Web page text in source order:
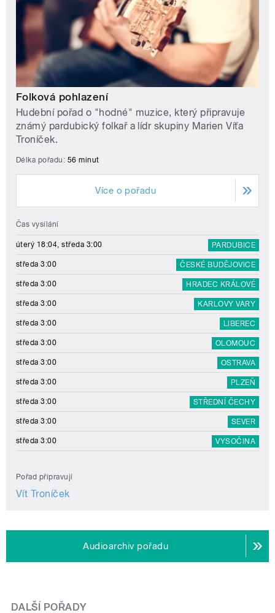
Folková pohlazení
Hudební pořad o "hodné" muzice, který připravuje
známý pardubický folkař a lídr skupiny Marien Víťa
Troníček.
Délka pořadu: 56 minut
Více o pořadu
Čas vysílání
úterý 18:04, středa 3:00 PARDUBICE
středa 3:00 ČESKÉ BUDĚJOVICE
středa 3:00 HRADEC KRÁLOVÉ
středa 3:00 KARLOVY VARY
středa 3:00 LIBEREC
středa 3:00 OLOMOUC
středa 3:00 OSTRAVA
středa 3:00 PLZEŇ
středa 3:00 STŘEDNÍ ČECHY
středa 3:00 SEVER
středa 3:00 VYSOČINA
Pořad připravují
Vít Troníček
Audioarchiv pořadu
DALŠÍ POŘADY